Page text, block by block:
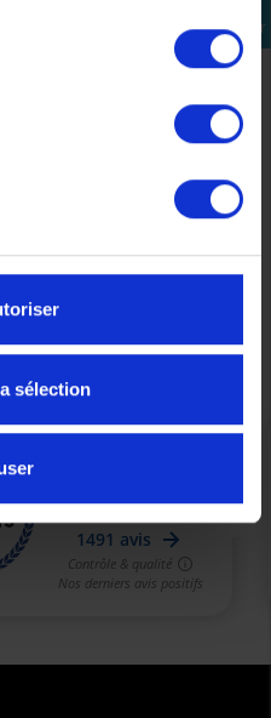
sélection
connecter